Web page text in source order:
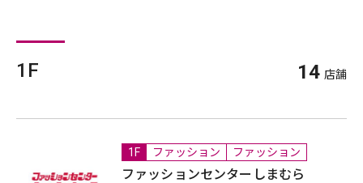
1F 14 店舗
1F ファッション ファッション
ファッションセンターしまむら